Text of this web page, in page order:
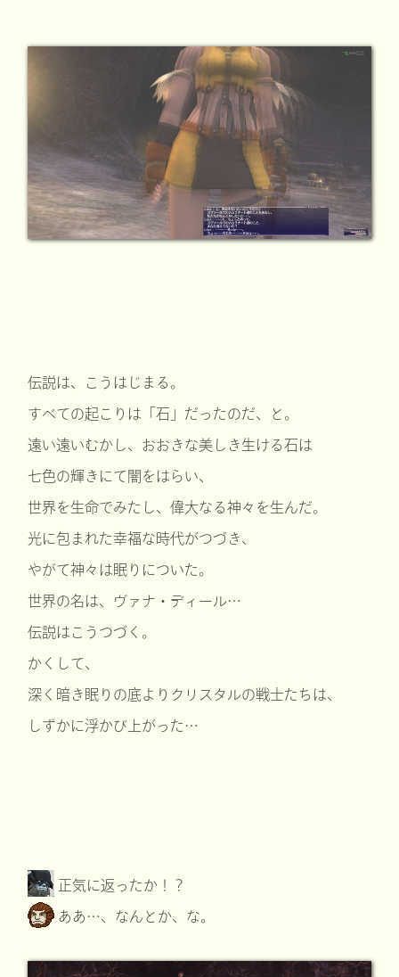
伝説は、こうはじまる。
すべての起こりは「石」だったのだ、と。
遠い遠いむかし、おおきな美しき生ける石は
七色の輝きにて闇をはらい、
世界を生命でみたし、偉大なる神々を生んだ。
光に包まれた幸福な時代がつづき、
やがて神々は眠りについた。
世界の名は、ヴァナ・ディール…
伝説はこうつづく。
かくして、
深く暗き眠りの底よりクリスタルの戦士たちは、
しずかに浮かび上がった…
正気に返ったか！？
ああ…、なんとか、な。